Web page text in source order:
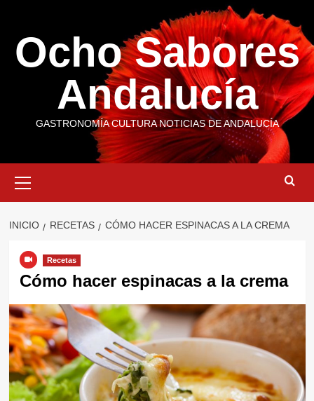
contenido
Ocho Sabores
Andalucía
GASTRONOMÍA CULTURA NOTICIAS DE ANDALUCÍA
primario
INICIO RECETAS CÓMO HACER ESPINACAS A LA CREMA
Recetas
Cómo hacer espinacas a la crema